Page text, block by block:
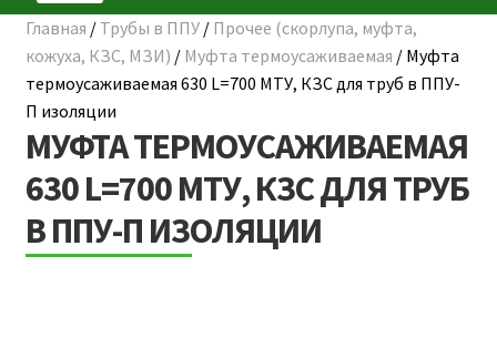
☰ КАТАЛОГ
ГЛАВНАЯ
О КОМПАНИИ
НАШИ ОБЪЕКТЫ
ДОСТАВКА И ОПЛАТА
Главная / Трубы в ППУ/ Прочее (скорлупа, муфта,
кожуха, КЗС, МЗИ) / Муфта термоусаживаемая / Муфта
термоусаживаемая 630 L=700 МТУ, КЗС для труб в ППУ-
П изоляции
МУФТА ТЕРМОУСАЖИВАЕМАЯ
630 L=700 МТУ, КЗС ДЛЯ ТРУБ
В ППУ-П ИЗОЛЯЦИИ